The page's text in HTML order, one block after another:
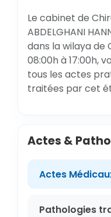
Le cabinet de
ABDELGHANI
dans la wilaya de
08:00h à 17:00h,
tous les actes
traitées par cet
Actes &
Actes
Pathologies